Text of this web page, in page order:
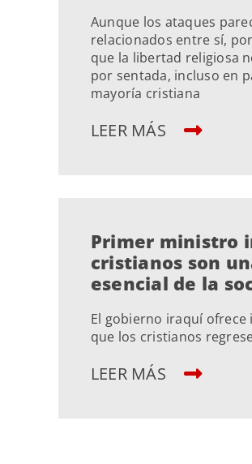
Aunque los ataques
relacionados entre sí,
que la libertad religiosa
por sentada, incluso en
mayoría cristiana
LEER MÁS
Primer ministro
cristianos son
esencial de la
El gobierno iraquí ofrece
que los cristianos
LEER MÁS